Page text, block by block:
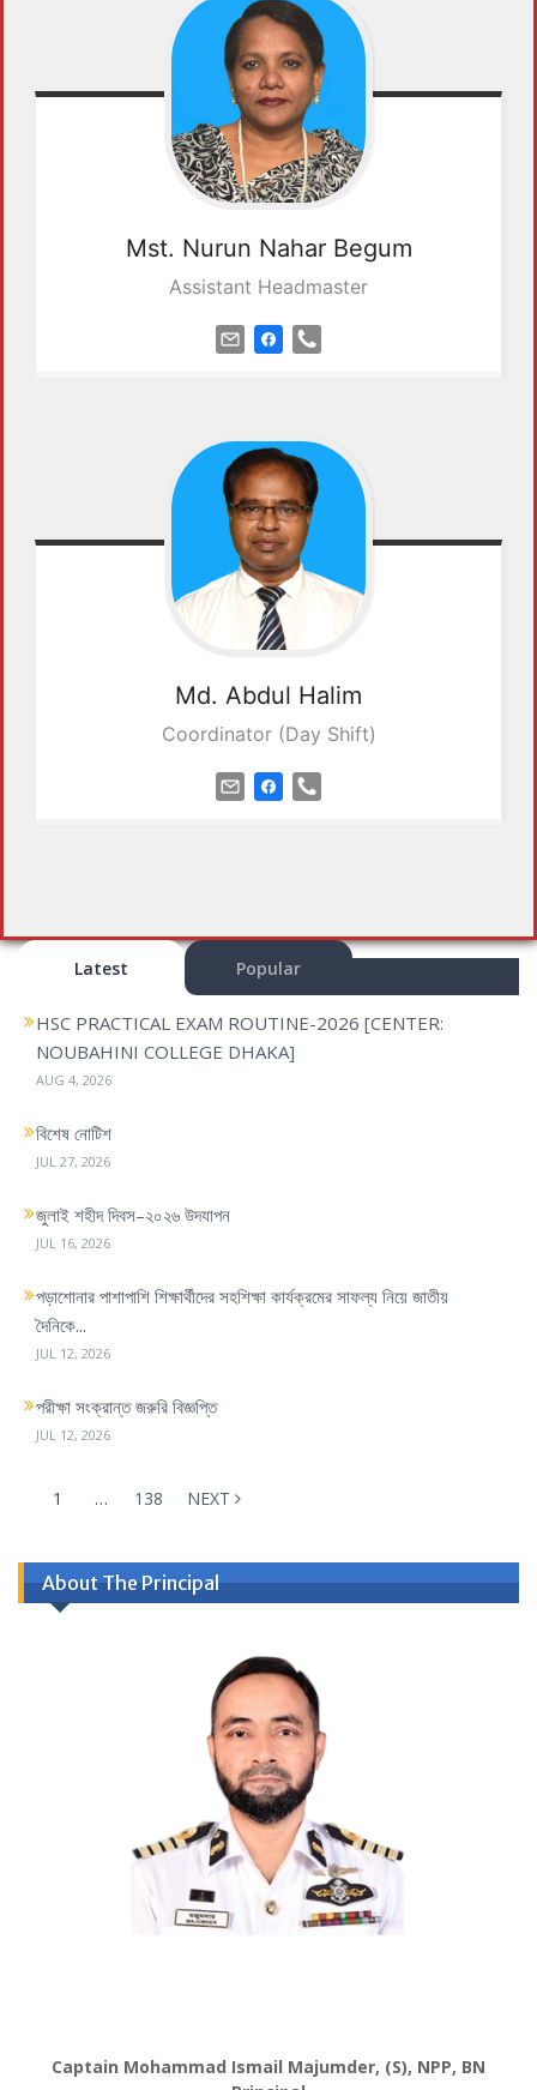
Mst. Nurun Nahar Begum
Assistant Headmaster
Md. Abdul Halim
Coordinator (Day Shift)
Latest Popular
HSC PRACTICAL EXAM ROUTINE-2026 [CENTER:
NOUBAHINI COLLEGE DHAKA]
AUG 4, 2026
বিশেষ নোটিশ
JUL 27, 2026
জুলাই শহীদ দিবস–২০২৬ উদযাপন
JUL 16, 2026
পড়াশোনার পাশাপাশি শিক্ষার্থীদের সহশিক্ষা কার্যক্রমের সাফল্য নিয়ে জাতীয়
দৈনিকে...
JUL 12, 2026
পরীক্ষা সংক্রান্ত জরুরি বিজ্ঞপ্তি
JUL 12, 2026
1 … 138 NEXT
About The Principal
Captain Mohammad Ismail Majumder, (S), NPP, BN